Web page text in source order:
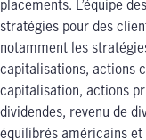
placements. L’équipe
stratégies pour des
notamment les
capitalisations, actions
capitalisation, actions
dividendes, revenu de
équilibrés américains et